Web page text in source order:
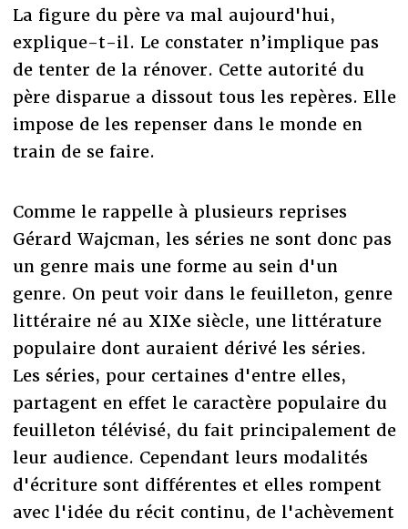
La figure du père va mal aujourd'hui,
explique-t-il. Le constater n’implique pas
de tenter de la rénover. Cette autorité du
père disparue a dissout tous les repères. Elle
impose de les repenser dans le monde en
train de se faire.
Comme le rappelle à plusieurs reprises
Gérard Wajcman, les séries ne sont donc pas
un genre mais une forme au sein d'un
genre. On peut voir dans le feuilleton, genre
littéraire né au XIXe siècle, une littérature
populaire dont auraient dérivé les séries.
Les séries, pour certaines d'entre elles,
partagent en effet le caractère populaire du
feuilleton télévisé, du fait principalement de
leur audience. Cependant leurs modalités
d'écriture sont différentes et elles rompent
avec l'idée du récit continu, de l'achèvement